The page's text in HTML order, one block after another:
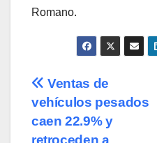
Romano.
Navegación
de
Ventas de
vehículos pesados
caen 22.9% y
retroceden a